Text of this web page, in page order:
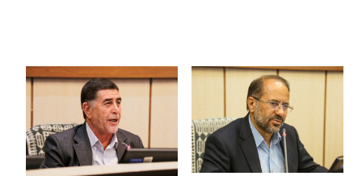
16 Mordad 1405 - 20:18
12 Mordad 1405 - 18:54